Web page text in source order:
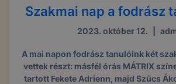
Szakmai nap a fodrász
2023. október 12.
A mai napon fodrász tanulóink két
vettek részt: másfél órás MÁTRIX
tartott Fekete Adrienn, majd Szűcs